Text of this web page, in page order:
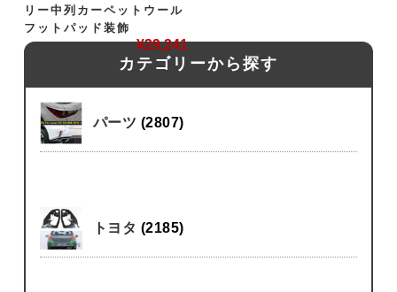
カテゴリーから探す
パーツ (2807)
トヨタ (2185)
リー中列カーペットウール
フットパッド装飾
¥29,241